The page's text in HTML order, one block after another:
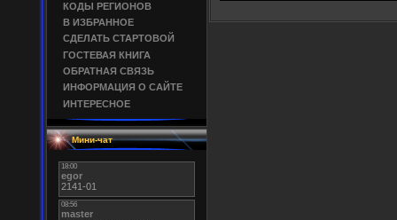
КОДЫ РЕГИОНОВ
В ИЗБРАННОЕ
СДЕЛАТЬ СТАРТОВОЙ
ГОСТЕВАЯ КНИГА
ОБРАТНАЯ СВЯЗЬ
ИНФОРМАЦИЯ О САЙТЕ
ИНТЕРЕСНОЕ
Мини-чат